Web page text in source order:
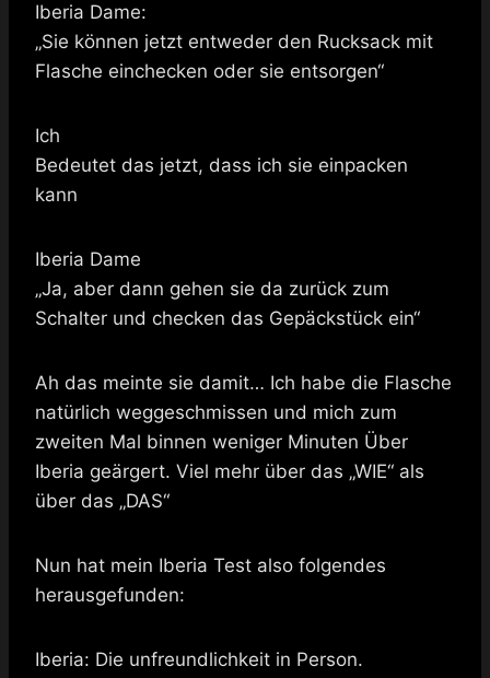
Iberia Dame:
„Sie können jetzt entweder den Rucksack mit
Flasche einchecken oder sie entsorgen“
Ich
Bedeutet das jetzt, dass ich sie einpacken
kann
Iberia Dame
„Ja, aber dann gehen sie da zurück zum
Schalter und checken das Gepäckstück ein“
Ah das meinte sie damit… Ich habe die Flasche
natürlich weggeschmissen und mich zum
zweiten Mal binnen weniger Minuten Über
Iberia geärgert. Viel mehr über das „WIE“ als
über das „DAS“
Nun hat mein Iberia Test also folgendes
herausgefunden:
Iberia: Die unfreundlichkeit in Person.